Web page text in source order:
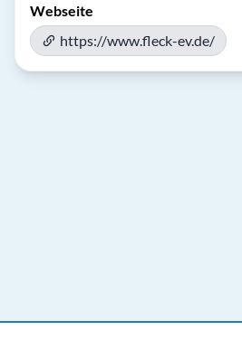
Webseite
https://www.fleck-ev.de/